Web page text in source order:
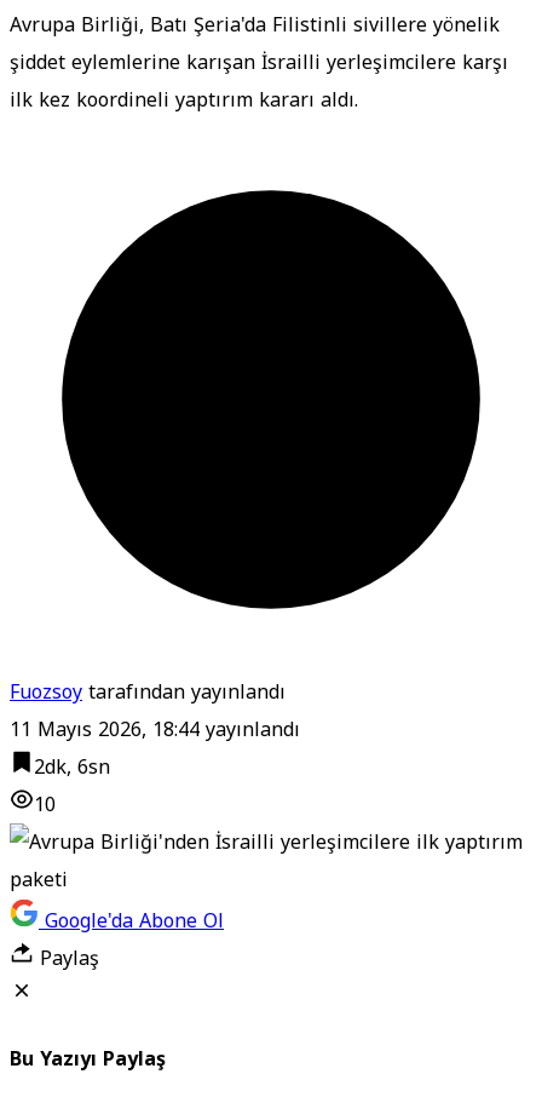
Avrupa Birliği, Batı Şeria'da Filistinli sivillere yönelik
şiddet eylemlerine karışan İsrailli yerleşimcilere karşı
ilk kez koordineli yaptırım kararı aldı.
Fuozsoytarafından yayınlandı
11 Mayıs 2026, 18:44yayınlandı
2dk, 6sn
10
Google'da Abone Ol
Paylaş
Bu Yazıyı Paylaş